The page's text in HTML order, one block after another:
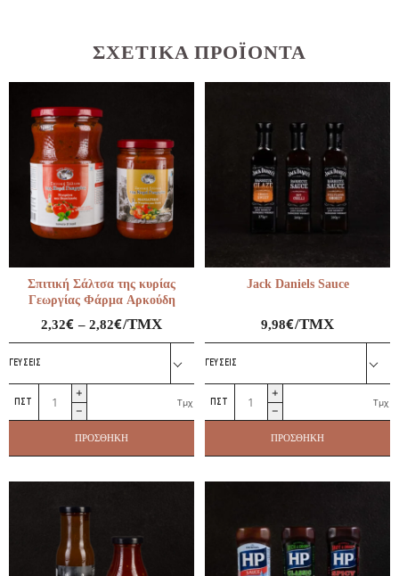
ΣΧΕΤΙΚΆ ΠΡΟΪΌΝΤΑ
Σπιτική Σάλτσα της κυρίας
Γεωργίας Φάρμα Αρκούδη
2,32€ – 2,82€/ΤΜΧ
ΓΕΎΣΕΙΣ
Σπιτική
Σάλτσα
κυρίας
Αρκούδη
ποσότητα
Τμχ
ΠΡΟΣΘΉΚΗ
Jack Daniels Sauce
9,98€/ΤΜΧ
ΓΕΎΣΕΙΣ
Jack
Daniels
Sauce
ποσότητα
Τμχ
ΠΡΟΣΘΉΚΗ